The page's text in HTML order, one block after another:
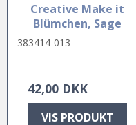
Creative Make it
Blümchen, Sage
383414-013
42,00 DKK
VIS PRODUKT